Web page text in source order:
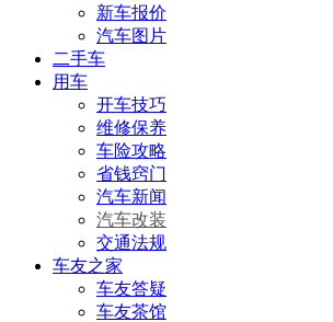
新车报价
汽车图片
二手车
用车
开车技巧
维修保养
车险攻略
省钱窍门
汽车新闻
汽车改装
交通法规
车友之家
车友答疑
车友茶馆